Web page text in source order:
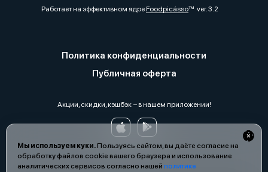
Мы используем куки.Пользуясь сайтом, вы даёте согласие на
обработку файлов cookie вашего браузера и использование
аналитических сервисов согласно нашей политике
Работает на эффективном ядреFoodpicássover. 3.2
Политика конфиденциальности
Публичная оферта
Акции, скидки, кэшбэк − в нашем приложении!